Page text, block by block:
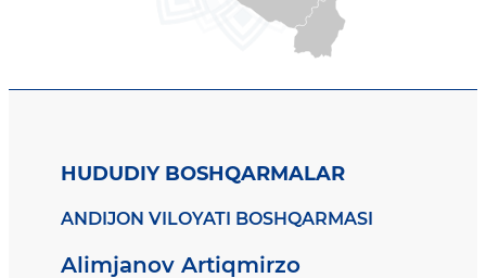
HUDUDIY BOSHQARMALAR
ANDIJON VILOYATI BOSHQARMASI
Alimjanov Artiqmirzo